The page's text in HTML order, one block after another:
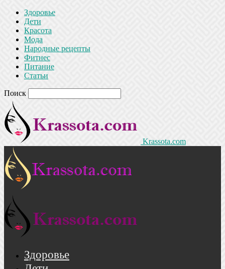
Здоровье
Дети
Красота
Мода
Народные рецепты
Фитнес
Питание
Статьи
Поиск
Krassota.com
Здоровье